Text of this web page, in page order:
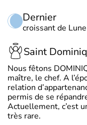
Dernier
croissant de Lune
Saint
Nous fêtons
maître, le chef. A
relation
permis de se
Actuellement, c’est
très rare.